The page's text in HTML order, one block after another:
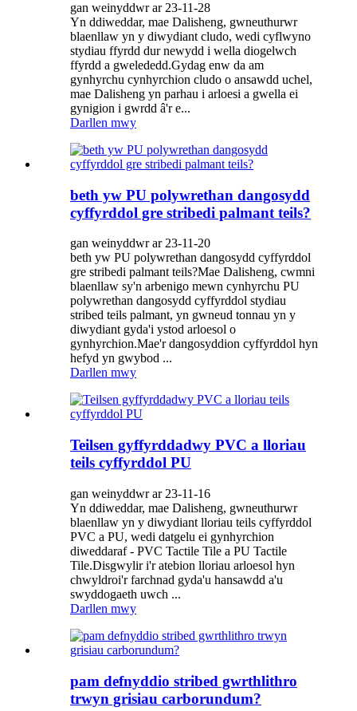
gan weinyddwr ar 23-11-28
Yn ddiweddar, mae Dalisheng, gwneuthurwr
blaenllaw yn y diwydiant cludo, wedi cyflwyno
stydiau ffyrdd dur newydd i wella diogelwch
ffyrdd a gwelededd.Gydag enw da am
gynhyrchu cynhyrchion cludo o ansawdd uchel,
mae Dalisheng yn parhau i arloesi a gwella ei
gynigion i gwrdd â'r e...
Darllen mwy
beth yw PU polywrethan dangosydd
cyffyrddol gre stribedi palmant teils?
gan weinyddwr ar 23-11-20
beth yw PU polywrethan dangosydd cyffyrddol
gre stribedi palmant teils?Mae Dalisheng, cwmni
blaenllaw sy'n arbenigo mewn cynhyrchu PU
polywrethan dangosydd cyffyrddol stydiau
stribed teils palmant, yn gwneud tonnau yn y
diwydiant gyda'i ystod arloesol o
gynhyrchion.Mae'r dangosyddion cyffyrddol hyn
hefyd yn gwybod ...
Darllen mwy
Teilsen gyffyrddadwy PVC a lloriau
teils cyffyrddol PU
gan weinyddwr ar 23-11-16
Yn ddiweddar, mae Dalisheng, gwneuthurwr
blaenllaw yn y diwydiant lloriau teils cyffyrddol
PVC a PU, wedi datgelu ei gynhyrchion
diweddaraf - PVC Tactile Tile a PU Tactile
Tile.Disgwylir i'r atebion lloriau arloesol hyn
chwyldroi'r farchnad gyda'u hansawdd a'u
swyddogaeth uwch ...
Darllen mwy
pam defnyddio stribed gwrthlithro
trwyn grisiau carborundum?